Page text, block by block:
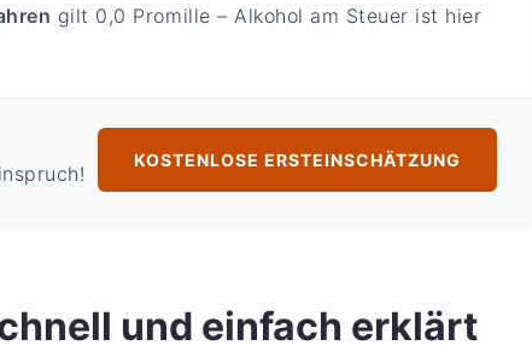
gilt 0,0 Promille – Alkohol am Steuer ist hier
KOSTENLOSE ERSTEINSCHÄTZUNG
und einfach erklärt